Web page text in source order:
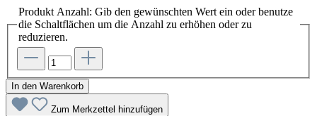
Produkt Anzahl: Gib den gewünschten Wert ein oder benutze
die Schaltflächen um die Anzahl zu erhöhen oder zu
reduzieren.
In den Warenkorb
Zum Merkzettel hinzufügen